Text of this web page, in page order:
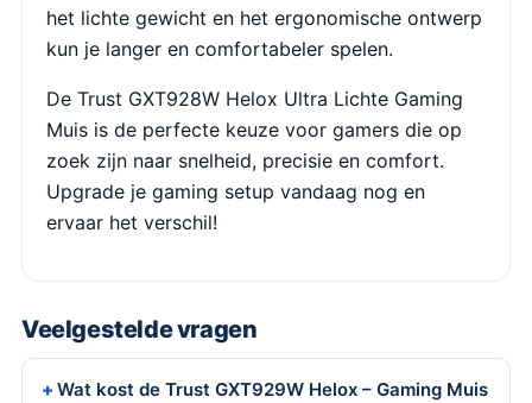
het lichte gewicht en het ergonomische ontwerp
kun je langer en comfortabeler spelen.
De Trust GXT928W Helox Ultra Lichte Gaming
Muis is de perfecte keuze voor gamers die op
zoek zijn naar snelheid, precisie en comfort.
Upgrade je gaming setup vandaag nog en
ervaar het verschil!
Veelgestelde vragen
Wat kost de Trust GXT929W Helox – Gaming Muis